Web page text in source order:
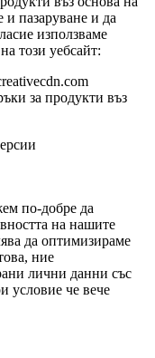
пазаруване и да
използваме
този уебсайт:
за продукти въз
по-добре да
на нашите
да оптимизираме
ние
лични данни със
условие че вече